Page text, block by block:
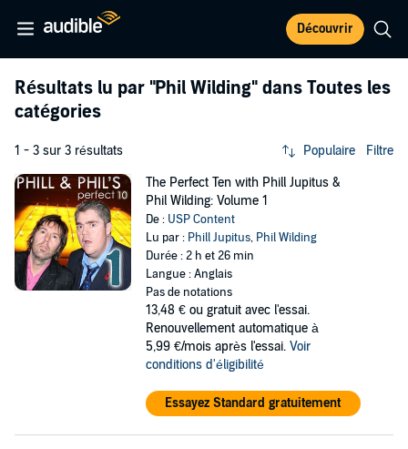
Découvrir
Résultats lu par "Phil Wilding" dans Toutes les
catégories
1 - 3 sur 3 résultats Populaire Filtre
The Perfect Ten with Phill Jupitus &
Phil Wilding: Volume 1
De : USP Content
Lu par : Phill Jupitus, Phil Wilding
Durée : 2 h et 26 min
Langue : Anglais
Pas de notations
13,48 € ou gratuit avec l'essai.
Renouvellement automatique à
5,99 €/mois après l'essai. Voir
conditions d'éligibilité
Essayez Standard gratuitement